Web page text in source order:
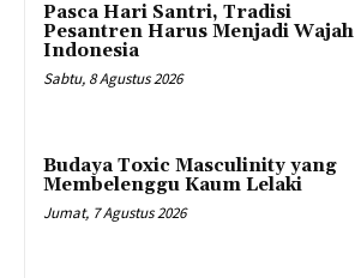
Pasca Hari Santri, Tradisi
Pesantren Harus Menjadi Wajah
Indonesia
Sabtu, 8 Agustus 2026
Budaya Toxic Masculinity yang
Membelenggu Kaum Lelaki
Jumat, 7 Agustus 2026